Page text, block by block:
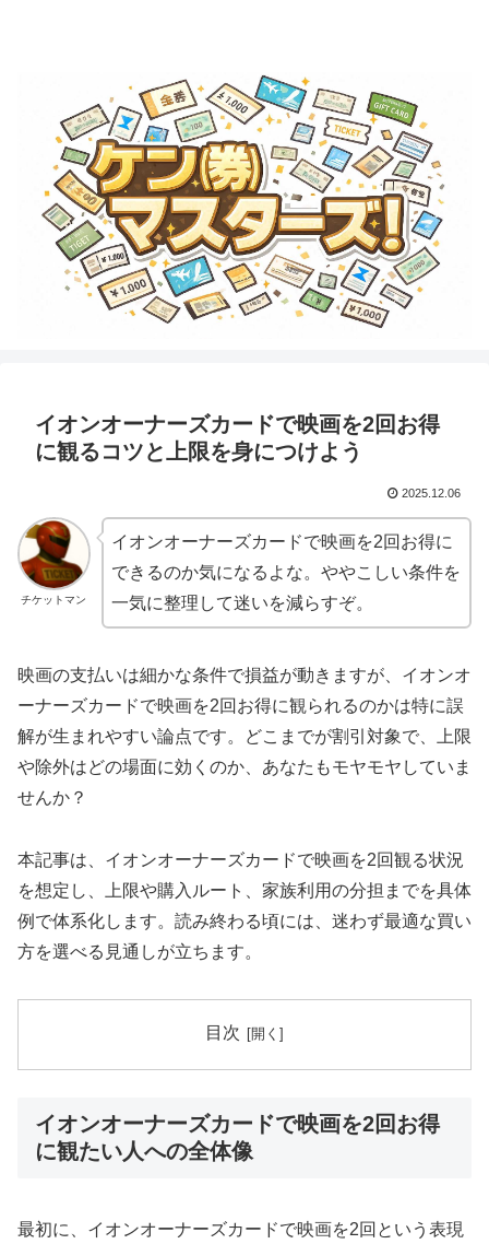
イオンオーナーズカードで映画を2回お得
に観るコツと上限を身につけよう
2025.12.06
チケットマン
イオンオーナーズカードで映画を2回お得に
できるのか気になるよな。ややこしい条件を
一気に整理して迷いを減らすぞ。
映画の支払いは細かな条件で損益が動きますが、イオンオ
ーナーズカードで映画を2回お得に観られるのかは特に誤
解が生まれやすい論点です。どこまでが割引対象で、上限
や除外はどの場面に効くのか、あなたもモヤモヤしていま
せんか？
本記事は、イオンオーナーズカードで映画を2回観る状況
を想定し、上限や購入ルート、家族利用の分担までを具体
例で体系化します。読み終わる頃には、迷わず最適な買い
方を選べる見通しが立ちます。
目次
イオンオーナーズカードで映画を2回お得
に観たい人への全体像
最初に、イオンオーナーズカードで映画を2回という表現